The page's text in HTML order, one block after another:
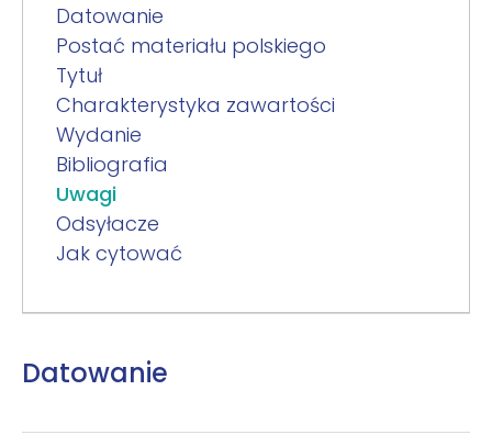
Datowanie
Postać materiału polskiego
Tytuł
Charakterystyka zawartości
Wydanie
Bibliografia
Uwagi
Odsyłacze
Jak cytować
Datowanie